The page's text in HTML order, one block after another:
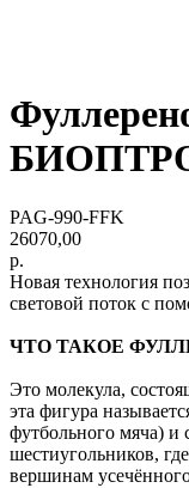
PAG-990-FFK
26070,00
р.
Новая технология
световой поток с
ЧТО ТАКОЕ
Это молекула,
эта фигура
футбольного мяча) и
шестиугольников,
вершинам